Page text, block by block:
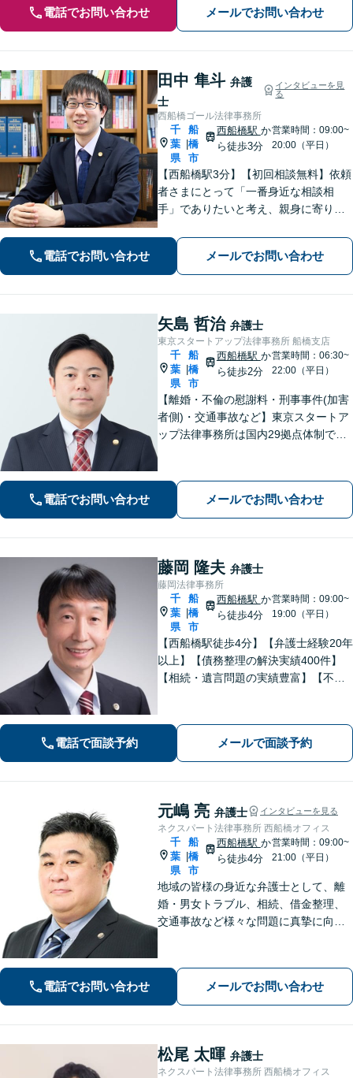
電話でお問い合わせ メールでお問い合わせ
田中 隼斗 弁護
士
インタビューを見
る
西船橋ゴール法律事務所
千
葉
県
船
橋
市
西船橋駅 か
ら徒歩3分
営業時間：09:00~
20:00（平日）
【西船橋駅3分】【初回相談無料】依頼
者さまにとって「一番身近な相談相
手」でありたいと考え、親身に寄り添
す。おひとりで悩まず、弁護士にご相
談ください。前向きな一歩を踏み出せ
るように、全力でサポートします。
電話でお問い合わせ メールでお問い合わせ
矢島 哲治 弁護士
東京スタートアップ法律事務所 船橋支店
千
葉
県
船
橋
市
西船橋駅 か
ら徒歩2分
営業時間：06:30~
22:00（平日）
【離婚・不倫の慰謝料・刑事事件(加害
者側)・交通事故など】東京スタートア
ップ法律事務所は国内29拠点体制で全
専門性の高い弁護士が寄り添い解決を
サポートします。
電話でお問い合わせ メールでお問い合わせ
藤岡 隆夫 弁護士
藤岡法律事務所
千
葉
県
船
橋
市
西船橋駅 か
ら徒歩4分
営業時間：09:00~
19:00（平日）
【西船橋駅徒歩4分】【弁護士経験20年
以上】【債務整理の解決実績400件】
【相続・遺言問題の実績豊富】【不動
親身にサポートし解決へ。【企業勤め
経験有の弁護士】
電話で面談予約 メールで面談予約
元嶋 亮 弁護士 インタビューを見る
ネクスパート法律事務所 西船橋オフィス
千
葉
県
船
橋
市
西船橋駅 か
ら徒歩4分
営業時間：09:00~
21:00（平日）
地域の皆様の身近な弁護士として、離
婚・男女トラブル、相続、借金整理、
交通事故など様々な問題に真摯に向き
共に考え、解決を目指します。お気軽
にご相談ください。【分割払い可】
電話でお問い合わせ メールでお問い合わせ
松尾 太暉 弁護士
ネクスパート法律事務所 西船橋オフィス